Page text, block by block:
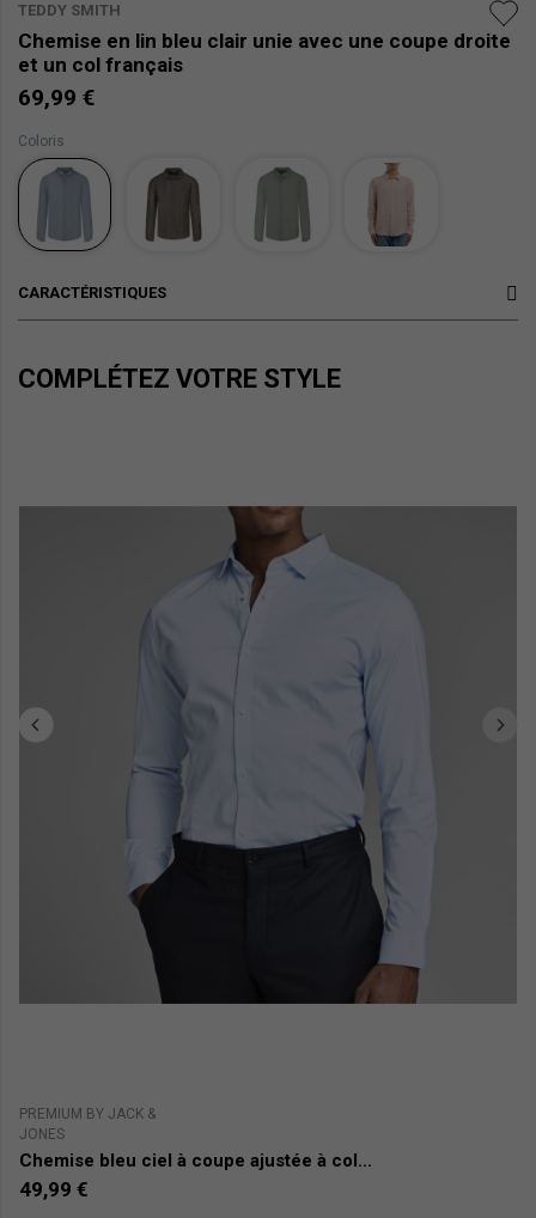
TEDDY SMITH
Chemise en lin bleu clair unie avec une coupe droite
et un col français
69,99 €
Coloris
CARACTÉRISTIQUES
COMPLÉTEZ VOTRE STYLE
PREMIUM BY JACK &
JONES
Chemise bleu ciel à coupe ajustée à col...
49,99 €